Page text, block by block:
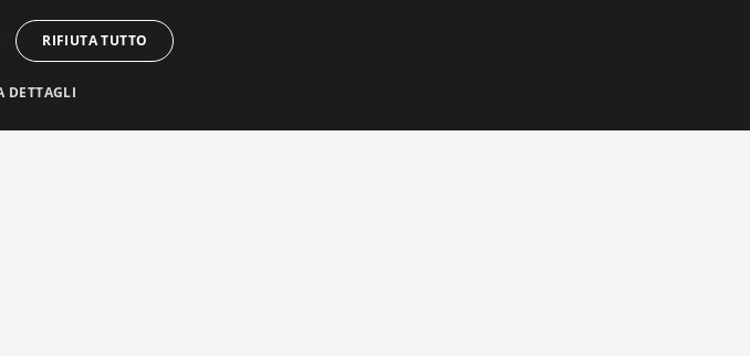
RIFIUTA TUTTO
DETTAGLI